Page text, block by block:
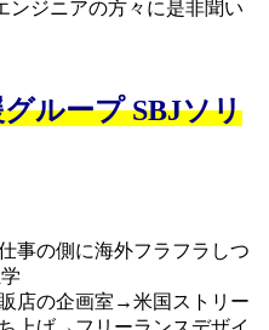
ンジニアの方々に是非聞い
ループ SBJソリ
事の側に海外フラフラしつ
店の企画室→米国ストリー